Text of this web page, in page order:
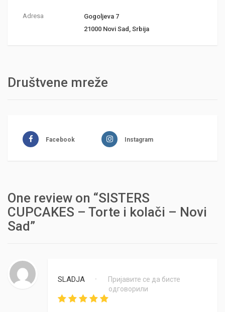
Adresa
Gogoljeva 7
21000 Novi Sad, Srbija
Društvene mreže
Facebook Instagram
One review on “SISTERS
CUPCAKES – Torte i kolači – Novi
Sad”
SLADJA •
Пријавите се да бисте
одговорили